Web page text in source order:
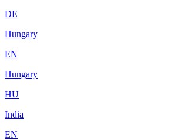
DE
Hungary
EN
Hungary
HU
India
EN